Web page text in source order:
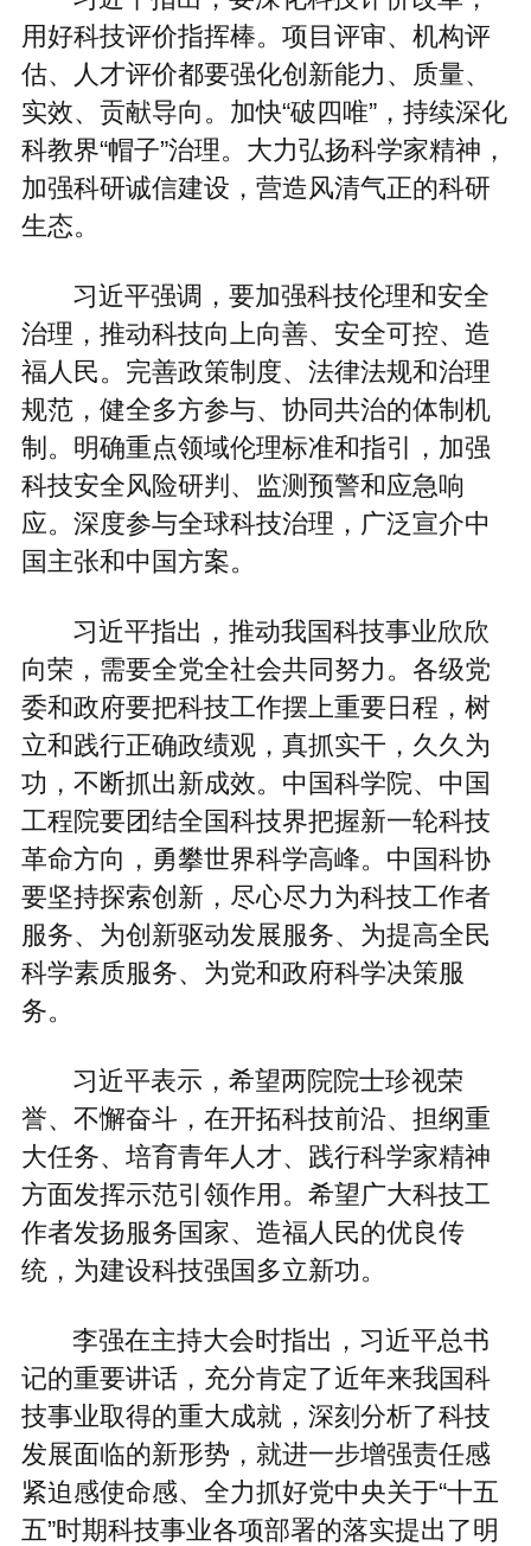
用好科技评价指挥棒。项目评审、机构评
估、人才评价都要强化创新能力、质量、
实效、贡献导向。加快“破四唯”，持续深化
科教界“帽子”治理。大力弘扬科学家精神，
加强科研诚信建设，营造风清气正的科研
生态。
习近平强调，要加强科技伦理和安全
治理，推动科技向上向善、安全可控、造
福人民。完善政策制度、法律法规和治理
规范，健全多方参与、协同共治的体制机
制。明确重点领域伦理标准和指引，加强
科技安全风险研判、监测预警和应急响
应。深度参与全球科技治理，广泛宣介中
国主张和中国方案。
习近平指出，推动我国科技事业欣欣
向荣，需要全党全社会共同努力。各级党
委和政府要把科技工作摆上重要日程，树
立和践行正确政绩观，真抓实干，久久为
功，不断抓出新成效。中国科学院、中国
工程院要团结全国科技界把握新一轮科技
革命方向，勇攀世界科学高峰。中国科协
要坚持探索创新，尽心尽力为科技工作者
服务、为创新驱动发展服务、为提高全民
科学素质服务、为党和政府科学决策服
务。
习近平表示，希望两院院士珍视荣
誉、不懈奋斗，在开拓科技前沿、担纲重
大任务、培育青年人才、践行科学家精神
方面发挥示范引领作用。希望广大科技工
作者发扬服务国家、造福人民的优良传
统，为建设科技强国多立新功。
李强在主持大会时指出，习近平总书
记的重要讲话，充分肯定了近年来我国科
技事业取得的重大成就，深刻分析了科技
发展面临的新形势，就进一步增强责任感
紧迫感使命感、全力抓好党中央关于“十五
五”时期科技事业各项部署的落实提出了明